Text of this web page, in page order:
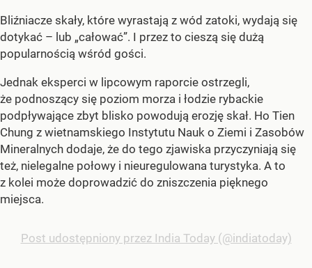
Bliźniacze skały, które wyrastają z wód zatoki, wydają się
dotykać – lub „całować”. I przez to cieszą się dużą
popularnością wśród gości.
Jednak eksperci w lipcowym raporcie ostrzegli,
że podnoszący się poziom morza i łodzie rybackie
podpływające zbyt blisko powodują erozję skał. Ho Tien
Chung z wietnamskiego Instytutu Nauk o Ziemi i Zasobów
Mineralnych dodaje, że do tego zjawiska przyczyniają się
też, nielegalne połowy i nieuregulowana turystyka. A to
z kolei może doprowadzić do zniszczenia pięknego
miejsca.
Post udostępniony przez India Today (@indiatoday)